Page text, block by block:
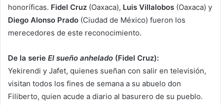
honoríficas. Fidel Cruz (Oaxaca), Luis Villalobos (Oaxaca) y
Diego Alonso Prado (Ciudad de México) fueron los
merecedores de este reconocimiento.
De la serie El sueño anhelado (Fidel Cruz):
Yekirendi y Jafet, quienes sueñan con salir en televisión,
visitan todos los fines de semana a su abuelo don
Filiberto, quien acude a diario al basurero de su pueblo.